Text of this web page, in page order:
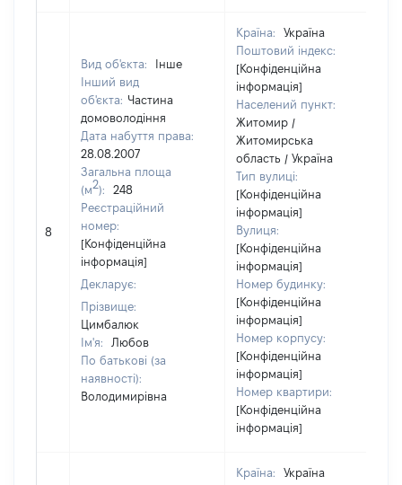
8
Вид об'єкта:
Інше
Інший вид
об'єкта: Частина
домоволодіння
Дата набуття права:
28.08.2007
Загальна площа
(м2):
248
Реєстраційний
номер:
[Конфіденційна
інформація]
Декларує:
Прізвище:
Цимбалюк
Ім'я:
Любов
По батькові (за
наявності):
Володимирівна
Країна:
Україна
Поштовий індекс:
[Конфіденційна
інформація]
Населений пункт:
Житомир /
Житомирська
область / Україна
Тип вулиці:
[Конфіденційна
інформація]
Вулиця:
[Конфіденційна
інформація]
Номер будинку:
[Конфіденційна
інформація]
Номер корпусу:
[Конфіденційна
інформація]
Номер квартири:
[Конфіденційна
інформація]
Країна:
Україна